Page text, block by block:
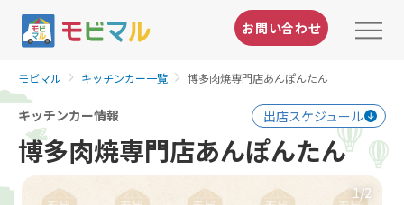
お問い合わせ
モビマル キッチンカー一覧 博多肉焼専門店あんぽんたん
キッチンカー情報 出店スケジュール
博多肉焼専門店あんぽんたん
1/2